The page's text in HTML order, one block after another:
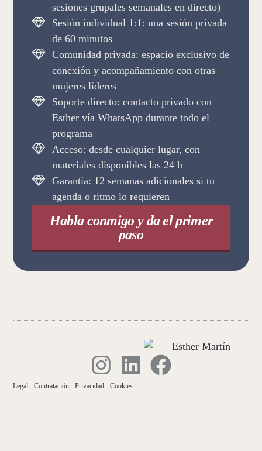
sesiones grupales semanales en directo)
Sesión individual 1:1: una sesión privada
de 60 minutos
Comunidad privada: espacio exclusivo de
conexión y acompañamiento con otras
mujeres líderes
Soporte directo: contacto privado con
Esther vía WhatsApp durante todo el
programa
Acceso: desde cualquier lugar, con
materiales disponibles las 24 h
Garantía: 12 semanas adicionales si tu
agenda o ritmo lo requieren
Habla conmigo y da el primer
paso
Legal Contratación Privacidad Cookies